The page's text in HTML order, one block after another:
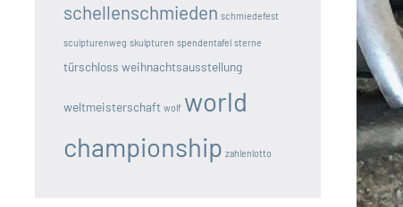
schellenschmieden schmiedefest
sculpturenweg skulpturen spendentafel sterne
türschloss weihnachtsausstellung
weltmeisterschaft wolf world
championship zahlenlotto